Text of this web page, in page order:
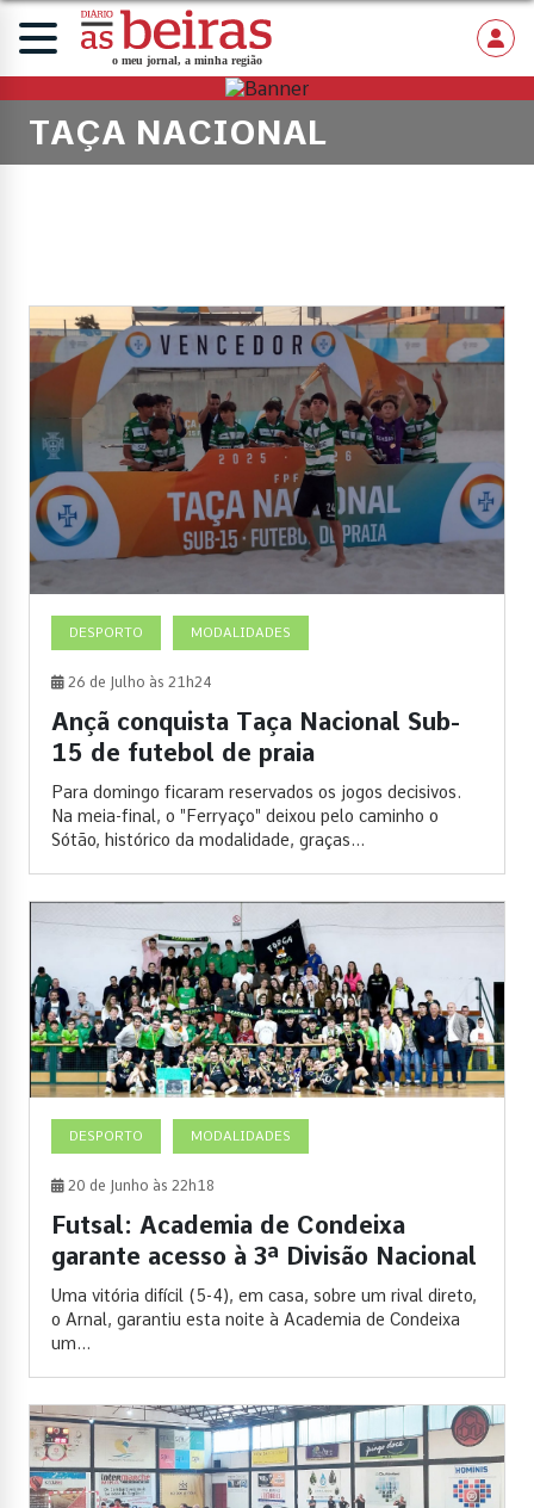
TAÇA NACIONAL
DESPORTO MODALIDADES
26 de Julho às 21h24
Ançã conquista Taça Nacional Sub-
15 de futebol de praia
Para domingo ficaram reservados os jogos decisivos.
Na meia-final, o "Ferryaço" deixou pelo caminho o
Sótão, histórico da modalidade, graças...
DESPORTO MODALIDADES
20 de Junho às 22h18
Futsal: Academia de Condeixa
garante acesso à 3ª Divisão Nacional
Uma vitória difícil (5-4), em casa, sobre um rival direto,
o Arnal, garantiu esta noite à Academia de Condeixa
um...